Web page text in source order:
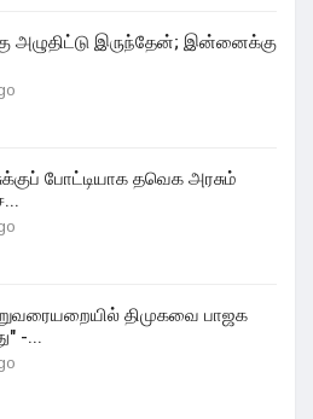
இருந்தேன்; இன்னைக்கு
போட்டியாக தவெக அரசும்
திமுகவை பாஜக
-...